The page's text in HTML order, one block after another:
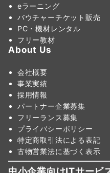
eラーニング
バウチャーチケット販売
PC・機材レンタル
フリー教材
About Us
会社概要
事業実績
採用情報
パートナー企業募集
フリーランス募集
プライバシーポリシー
特定商取引法による表記
古物営業法に基づく表示